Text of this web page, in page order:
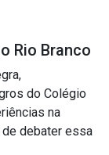
Rio Branco
do Colégio
na
debater essa